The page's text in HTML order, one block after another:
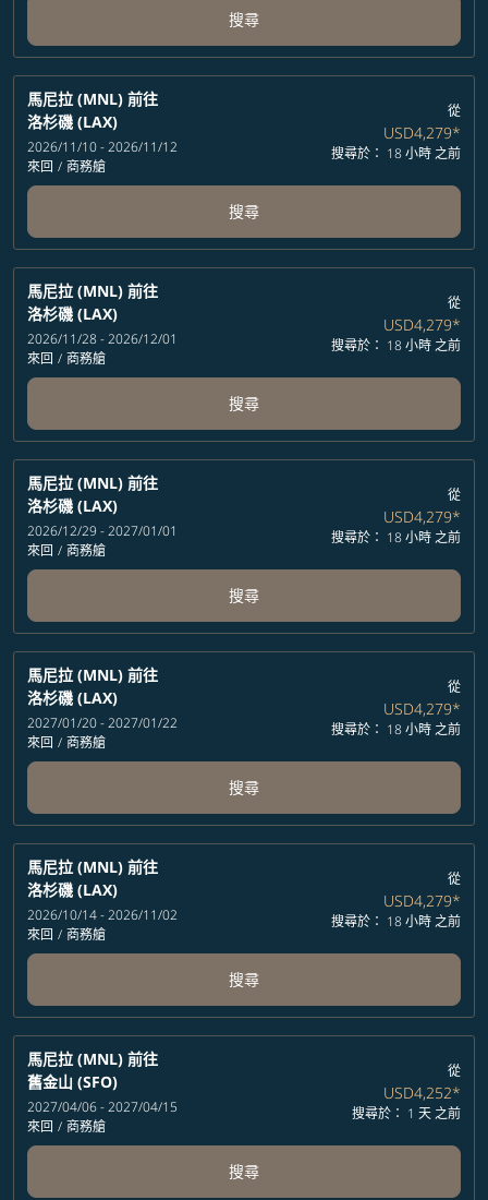
搜尋
馬尼拉 (MNL) 前往
洛杉磯 (LAX)
2026/11/10 - 2026/11/12
來回 / 商務艙
從
USD4,279*
搜尋於： 18 小時 之前
搜尋
馬尼拉 (MNL) 前往
洛杉磯 (LAX)
2026/11/28 - 2026/12/01
來回 / 商務艙
從
USD4,279*
搜尋於： 18 小時 之前
搜尋
馬尼拉 (MNL) 前往
洛杉磯 (LAX)
2026/12/29 - 2027/01/01
來回 / 商務艙
從
USD4,279*
搜尋於： 18 小時 之前
搜尋
馬尼拉 (MNL) 前往
洛杉磯 (LAX)
2027/01/20 - 2027/01/22
來回 / 商務艙
從
USD4,279*
搜尋於： 18 小時 之前
搜尋
馬尼拉 (MNL) 前往
洛杉磯 (LAX)
2026/10/14 - 2026/11/02
來回 / 商務艙
從
USD4,279*
搜尋於： 18 小時 之前
搜尋
馬尼拉 (MNL) 前往
舊金山 (SFO)
2027/04/06 - 2027/04/15
來回 / 商務艙
從
USD4,252*
搜尋於： 1 天 之前
搜尋